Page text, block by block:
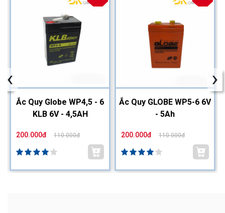
Ắc Quy Globe WP4,5 - 6
KLB 6V - 4,5AH
200.000đ 110.000đ
Ắc Quy GLOBE WP5-6 6V
- 5Ah
200.000đ 110.000đ
‹ ›